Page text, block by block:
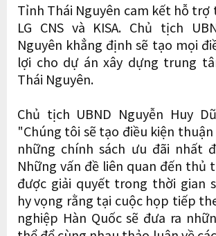
Tỉnh Thái Nguyên cam kết hỗ trợ
LG CNS và KISA. Chủ tịch
Nguyên khẳng định sẽ tạo mọi
lợi cho dự án xây dựng trung
Thái Nguyên.
Chủ tịch UBND Nguyễn Huy
"Chúng tôi sẽ tạo điều kiện
những chính sách ưu đãi nhất
Những vấn đề liên quan đến thủ
được giải quyết trong thời gian
hy vọng rằng tại cuộc họp tiếp
nghiệp Hàn Quốc sẽ đưa ra